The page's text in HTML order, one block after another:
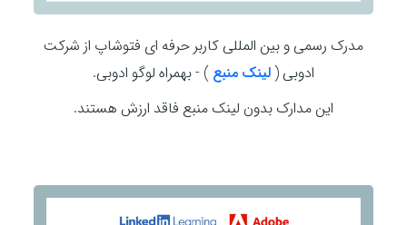
مدرک رسمی و بین المللی کاربر حرفه ای فتوشاپ از شرکت
ادوبی (لینک منبع ) - بهمراه لوگو ادوبی.
این مدارک بدون لینک منبع فاقد ارزش هستند.